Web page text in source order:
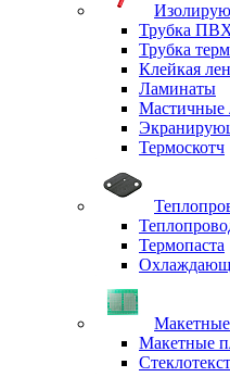
Трубка
Трубка
Клейкая
Ламинаты
Мастичные
Термоскотч
Термопаста
Макетные